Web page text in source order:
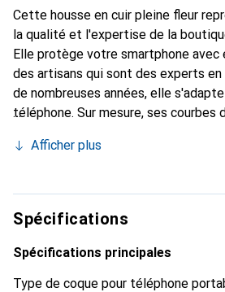
Cette housse en cuir pleine fleur
la qualité et l'expertise de la
Elle protège votre smartphone avec
des artisans qui sont des experts en
de nombreuses années, elle
téléphone. Sur mesure, ses courbes
chic et essentiel de votre
marque Noreve est un choix sûr
exigeante.
Afficher plus
Spécifications
Spécifications principales
Type de coque pour téléphone